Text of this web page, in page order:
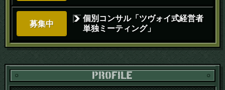
募集中
個別コンサル「ツヴォイ式経営者
単独ミーティング」